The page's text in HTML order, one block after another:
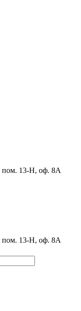
пом. 13-Н, оф. 8А
пом. 13-Н, оф. 8А